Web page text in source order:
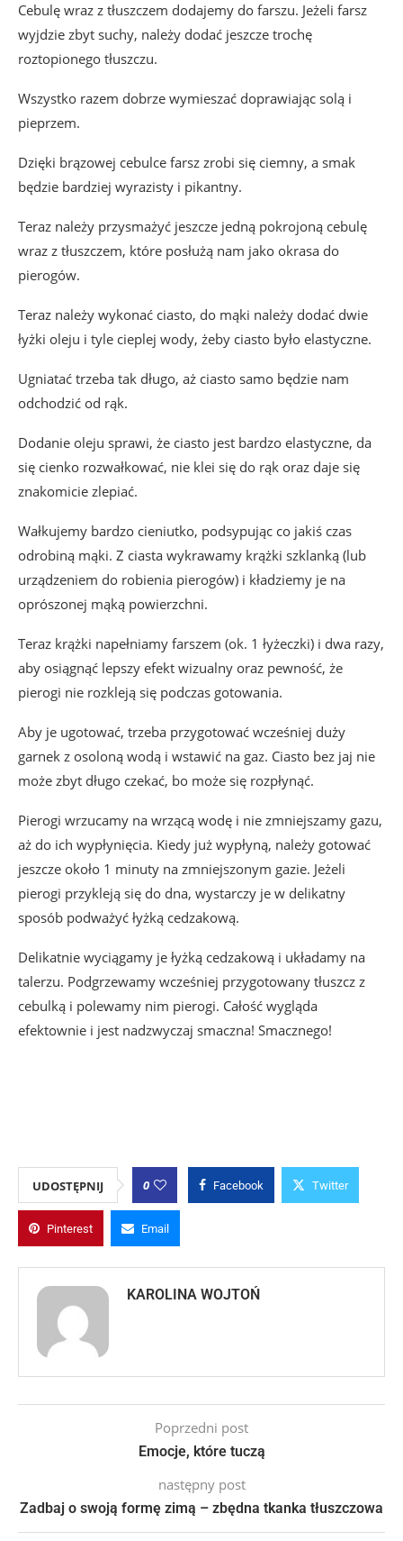
Cebulę wraz z tłuszczem dodajemy do farszu. Jeżeli farsz
wyjdzie zbyt suchy, należy dodać jeszcze trochę
roztopionego tłuszczu.
Wszystko razem dobrze wymieszać doprawiając solą i
pieprzem.
Dzięki brązowej cebulce farsz zrobi się ciemny, a smak
będzie bardziej wyrazisty i pikantny.
Teraz należy przysmażyć jeszcze jedną pokrojoną cebulę
wraz z tłuszczem, które posłużą nam jako okrasa do
pierogów.
Teraz należy wykonać ciasto, do mąki należy dodać dwie
łyżki oleju i tyle cieplej wody, żeby ciasto było elastyczne.
Ugniatać trzeba tak długo, aż ciasto samo będzie nam
odchodzić od rąk.
Dodanie oleju sprawi, że ciasto jest bardzo elastyczne, da
się cienko rozwałkować, nie klei się do rąk oraz daje się
znakomicie zlepiać.
Wałkujemy bardzo cieniutko, podsypując co jakiś czas
odrobiną mąki. Z ciasta wykrawamy krążki szklanką (lub
urządzeniem do robienia pierogów) i kładziemy je na
oprószonej mąką powierzchni.
Teraz krążki napełniamy farszem (ok. 1 łyżeczki) i dwa razy,
aby osiągnąć lepszy efekt wizualny oraz pewność, że
pierogi nie rozkleją się podczas gotowania.
Aby je ugotować, trzeba przygotować wcześniej duży
garnek z osoloną wodą i wstawić na gaz. Ciasto bez jaj nie
może zbyt długo czekać, bo może się rozpłynąć.
Pierogi wrzucamy na wrzącą wodę i nie zmniejszamy gazu,
aż do ich wypłynięcia. Kiedy już wypłyną, należy gotować
jeszcze około 1 minuty na zmniejszonym gazie. Jeżeli
pierogi przykleją się do dna, wystarczy je w delikatny
sposób podważyć łyżką cedzakową.
Delikatnie wyciągamy je łyżką cedzakową i układamy na
talerzu. Podgrzewamy wcześniej przygotowany tłuszcz z
cebulką i polewamy nim pierogi. Całość wygląda
efektownie i jest nadzwyczaj smaczna! Smacznego!
UDOSTĘPNIJ 0 Facebook Twitter
Pinterest Email
KAROLINA WOJTOŃ
Poprzedni post
Emocje, które tuczą
następny post
Zadbaj o swoją formę zimą – zbędna tkanka tłuszczowa